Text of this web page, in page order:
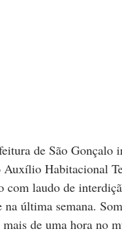
de São Gonçalo
Auxílio Habitacional
com laudo de
na última semana.
de uma hora no